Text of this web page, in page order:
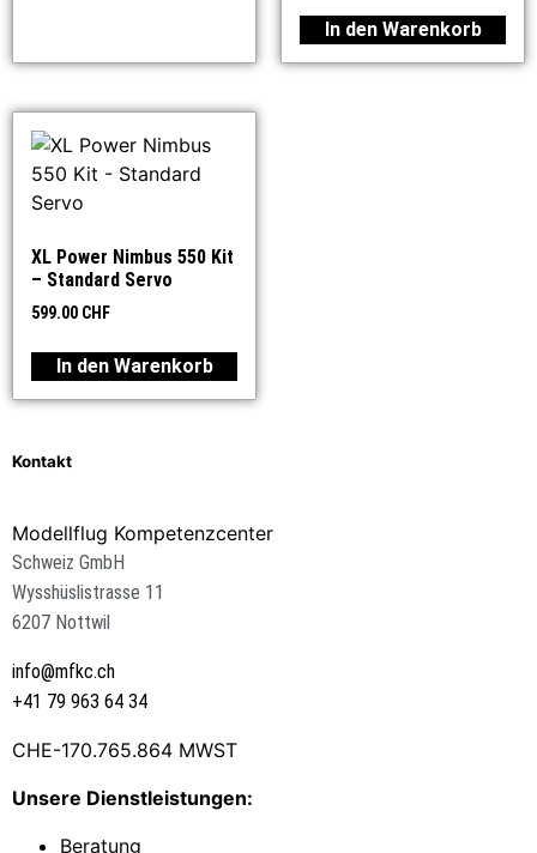
In den Warenkorb
XL Power Nimbus 550 Kit
– Standard Servo
599.00 CHF
In den Warenkorb
Kontakt
Modellflug Kompetenzcenter
Schweiz GmbH
Wysshüslistrasse 11
6207 Nottwil
info@mfkc.ch
+41 79 963 64 34
CHE-170.765.864 MWST
Unsere Dienstleistungen:
Beratung